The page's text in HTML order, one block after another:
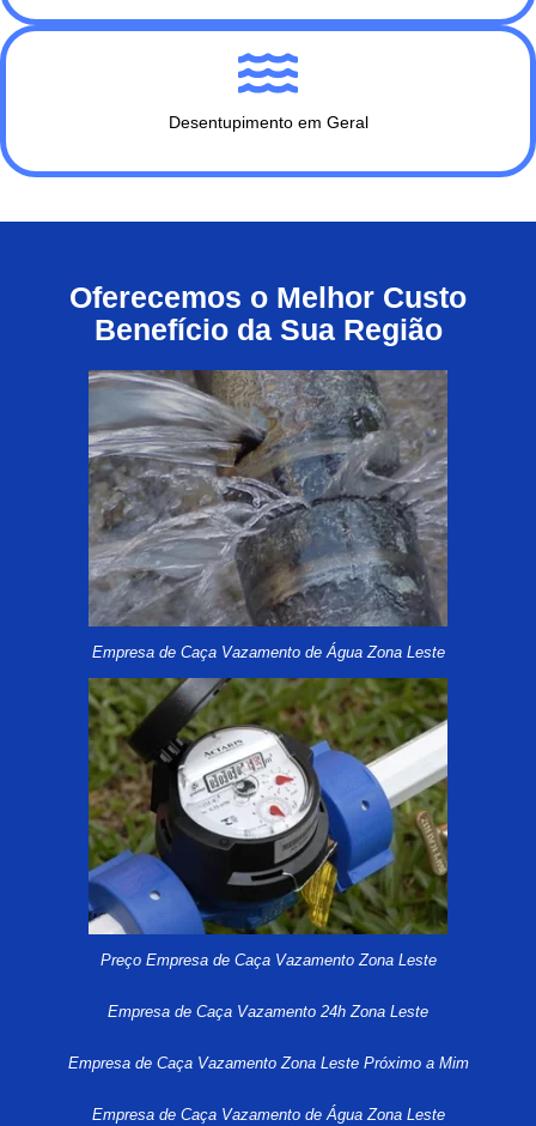
Desentupimento em Geral
Oferecemos o Melhor Custo
Benefício da Sua Região
Empresa de Caça Vazamento de Água Zona Leste
Preço Empresa de Caça Vazamento Zona Leste
Empresa de Caça Vazamento 24h Zona Leste
Empresa de Caça Vazamento Zona Leste Próximo a Mim
Empresa de Caça Vazamento de Água Zona Leste